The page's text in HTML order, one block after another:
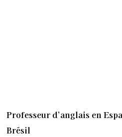
explique-t-il.Tout s’est très
les aider à s’intégrer dans la